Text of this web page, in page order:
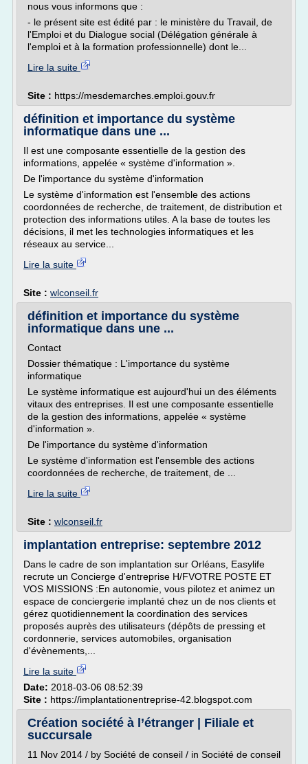
nous vous informons que :
- le présent site est édité par : le ministère du Travail, de
l'Emploi et du Dialogue social (Délégation générale à
l'emploi et à la formation professionnelle) dont le...
Lire la suite
Site : https://mesdemarches.emploi.gouv.fr
définition et importance du système
informatique dans une ...
Il est une composante essentielle de la gestion des
informations, appelée « système d'information ».
De l'importance du système d'information
Le système d'information est l'ensemble des actions
coordonnées de recherche, de traitement, de distribution et
protection des informations utiles. A la base de toutes les
décisions, il met les technologies informatiques et les
réseaux au service...
Lire la suite
Site : wlconseil.fr
définition et importance du système
informatique dans une ...
Contact
Dossier thématique : L'importance du système
informatique
Le système informatique est aujourd'hui un des éléments
vitaux des entreprises. Il est une composante essentielle
de la gestion des informations, appelée « système
d'information ».
De l'importance du système d'information
Le système d'information est l'ensemble des actions
coordonnées de recherche, de traitement, de ...
Lire la suite
Site : wlconseil.fr
implantation entreprise: septembre 2012
Dans le cadre de son implantation sur Orléans, Easylife
recrute un Concierge d'entreprise H/FVOTRE POSTE ET
VOS MISSIONS :En autonomie, vous pilotez et animez un
espace de conciergerie implanté chez un de nos clients et
gérez quotidiennement la coordination des services
proposés auprès des utilisateurs (dépôts de pressing et
cordonnerie, services automobiles, organisation
d'évènements,...
Lire la suite
Date: 2018-03-06 08:52:39
Site : https://implantationentreprise-42.blogspot.com
Création société à l’étranger | Filiale et
succursale
11 Nov 2014 / by Société de conseil / in Société de conseil